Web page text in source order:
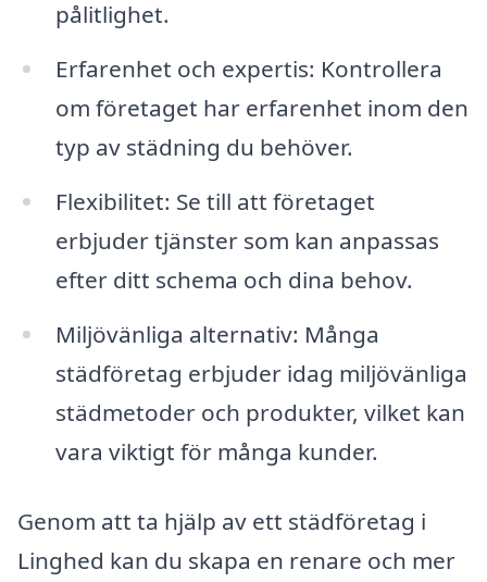
pålitlighet.
Erfarenhet och expertis: Kontrollera
om företaget har erfarenhet inom den
typ av städning du behöver.
Flexibilitet: Se till att företaget
erbjuder tjänster som kan anpassas
efter ditt schema och dina behov.
Miljövänliga alternativ: Många
städföretag erbjuder idag miljövänliga
städmetoder och produkter, vilket kan
vara viktigt för många kunder.
Genom att ta hjälp av ett städföretag i
Linghed kan du skapa en renare och mer